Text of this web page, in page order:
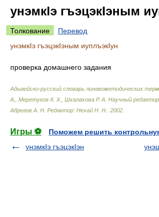
унэмкIэ гъэцэкIэным
Толкование
Перевод
унэмкIэ гъэцэкIэным иуплъэкIун
проверка домашнего задания
Адыгейско-русский словарь лингвометодических
А., Меретуков К. Х., Шхалахова Р. А. Научный
Абрегов А. Н. Редактор: Нехай Н. Н.
2002
Игры ⚽
Поможем решить
унэмкIэ гъэцэкIэн